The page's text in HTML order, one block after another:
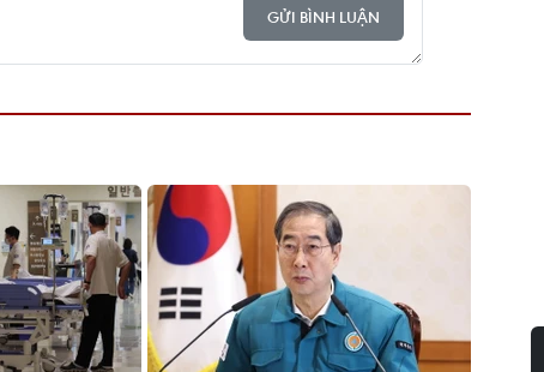
GỬI BÌNH LUẬN